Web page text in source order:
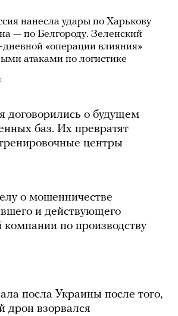
нанесла удары по Харькову
— по Белгороду. Зеленский
дневной «операции влияния»
атаками по логистике
договорились о будущем
баз. Их превратят
центры
о мошенничестве
и действующего
компании по производству
посла Украины после того,
дрон взорвался